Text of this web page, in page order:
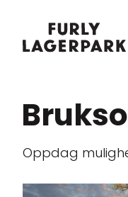
Oppdag